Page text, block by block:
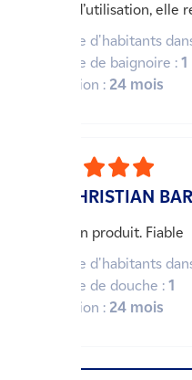
Facile d’utilisation, elle
Nombre d'habitants
Nombre de baignoire : 1
Utilisation : 24 mois
MR CHRISTIAN
Très bon produit. Fiable
Nombre d'habitants
Nombre de douche : 1
Utilisation : 24 mois